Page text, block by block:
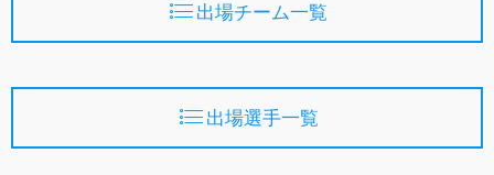
出場チーム一覧
出場選手一覧